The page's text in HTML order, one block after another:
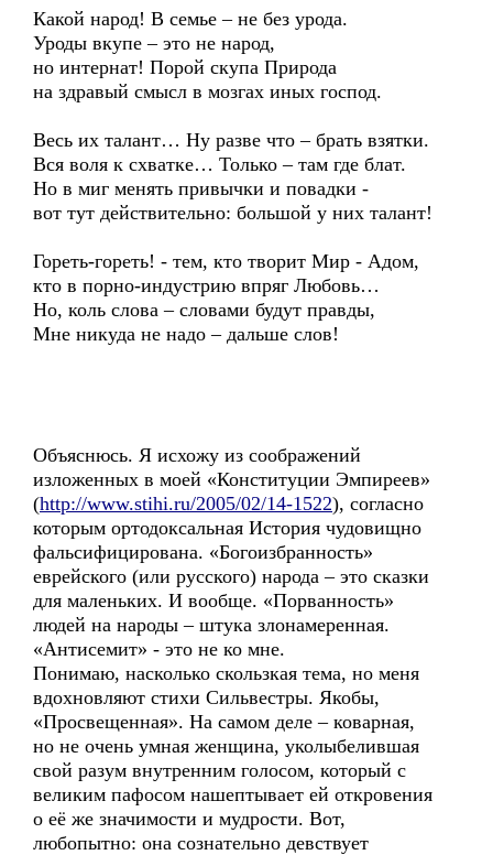
Какой народ! В семье – не без урода.
Уроды вкупе – это не народ,
но интернат! Порой скупа Природа
на здравый смысл в мозгах иных господ.
Весь их талант… Ну разве что – брать взятки.
Вся воля к схватке… Только – там где блат.
Но в миг менять привычки и повадки -
вот тут действительно: большой у них талант!
Гореть-гореть! - тем, кто творит Мир - Адом,
кто в порно-индустрию впряг Любовь…
Но, коль слова – словами будут правды,
Мне никуда не надо – дальше слов!
Объяснюсь. Я исхожу из соображений
изложенных в моей «Конституции Эмпиреев»
(http://www.stihi.ru/2005/02/14-1522), согласно
которым ортодоксальная История чудовищно
фальсифицирована. «Богоизбранность»
еврейского (или русского) народа – это сказки
для маленьких. И вообще. «Порванность»
людей на народы – штука злонамеренная.
«Антисемит» - это не ко мне.
Понимаю, насколько скользкая тема, но меня
вдохновляют стихи Сильвестры. Якобы,
«Просвещенная». На самом деле – коварная,
но не очень умная женщина, уколыбелившая
свой разум внутренним голосом, который с
великим пафосом нашептывает ей откровения
о её же значимости и мудрости. Вот,
любопытно: она сознательно девствует